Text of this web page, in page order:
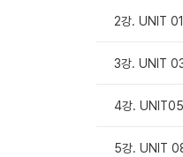
2강. UNIT
3강. UNIT
4강.
5강. UNIT